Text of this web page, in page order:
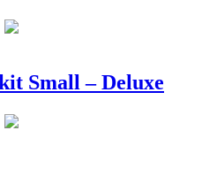
Small – Deluxe